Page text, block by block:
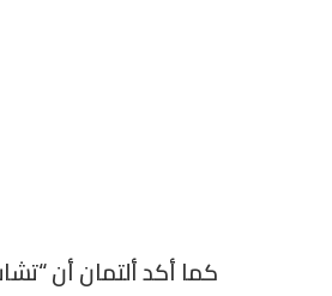
كما أكد ألتمان أن